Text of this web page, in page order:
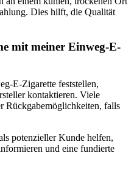
Dies hilft, die Qualität
mit meiner Einweg-E-
E-Zigarette feststellen,
kontaktieren. Viele
Rückgabemöglichkeiten, falls
potenzieller Kunde helfen,
und eine fundierte